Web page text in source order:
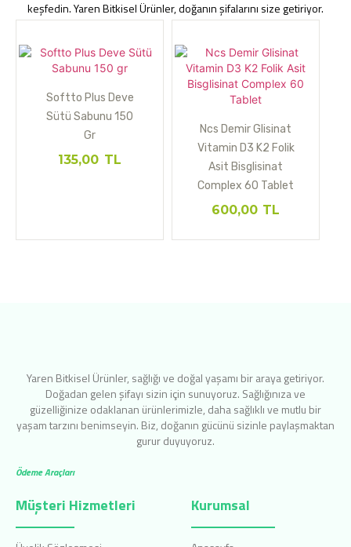
keşfedin. Yaren Bitkisel Ürünler, doğanın şifalarını size getiriyor.
Softto Plus Deve
Sütü Sabunu 150
Gr
135,00 TL
Ncs Demir Glisinat
Vitamin D3 K2 Folik
Asit Bisglisinat
Complex 60 Tablet
600,00TL
Yaren Bitkisel Ürünler, sağlığı ve doğal yaşamı bir araya getiriyor.
Doğadan gelen şifayı sizin için sunuyoruz. Sağlığınıza ve
güzelliğinize odaklanan ürünlerimizle, daha sağlıklı ve mutlu bir
yaşam tarzını benimseyin. Biz, doğanın gücünü sizinle paylaşmaktan
gurur duyuyoruz.
Ödeme Araçları
Müşteri Hizmetleri Kurumsal